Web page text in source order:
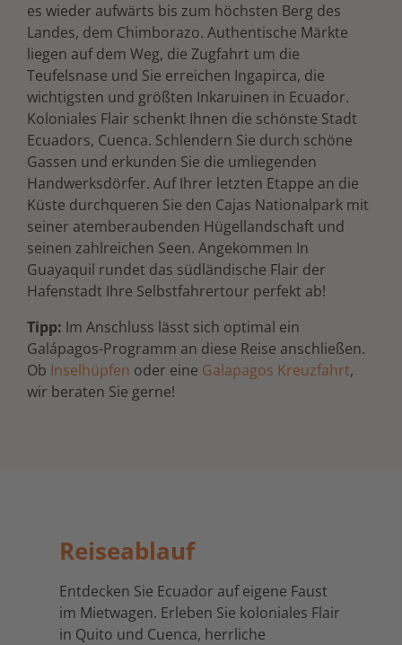
es wieder aufwärts bis zum höchsten Berg des
Landes, dem Chimborazo. Authentische Märkte
liegen auf dem Weg, die Zugfahrt um die
Teufelsnase und Sie erreichen Ingapirca, die
wichtigsten und größten Inkaruinen in Ecuador.
Koloniales Flair schenkt Ihnen die schönste Stadt
Ecuadors, Cuenca. Schlendern Sie durch schöne
Gassen und erkunden Sie die umliegenden
Handwerksdörfer. Auf Ihrer letzten Etappe an die
Küste durchqueren Sie den Cajas Nationalpark mit
seiner atemberaubenden Hügellandschaft und
seinen zahlreichen Seen. Angekommen In
Guayaquil rundet das südländische Flair der
Hafenstadt Ihre Selbstfahrertour perfekt ab!
Tipp: Im Anschluss lässt sich optimal ein
Galápagos-Programm an diese Reise anschließen.
Ob Inselhüpfen oder eine Galapagos Kreuzfahrt,
wir beraten Sie gerne!
Reiseablauf
Entdecken Sie Ecuador auf eigene Faust
im Mietwagen. Erleben Sie koloniales Flair
in Quito und Cuenca, herrliche